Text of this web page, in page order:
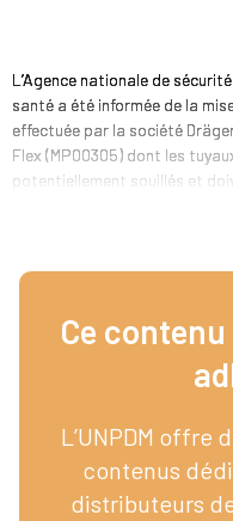
L’Agence nationale de
santé a été informée de la
effectuée par la société
Flex (MP00305) dont les
potentiellement souillés et
Ce
L’UNPDM offre
contenus
distributeurs